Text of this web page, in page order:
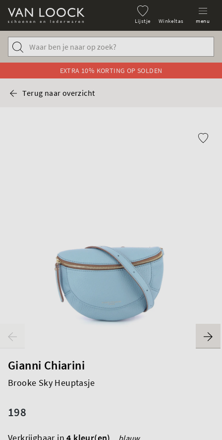
Lijstje Winkeltas menu
EXTRA 10% KORTING OP SOLDEN
Terug naar overzicht
Gianni Chiarini
Brooke Sky Heuptasje
198
Verkrijgbaar in4 kleur(en) blauw